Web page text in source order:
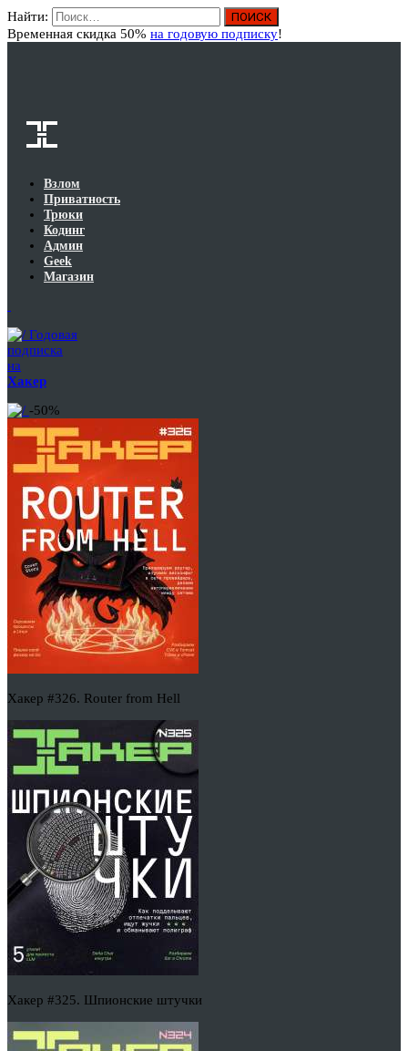
Найти:
Временная скидка 50% на годовую подписку!
Взлом
Приватность
Трюки
Кодинг
Админ
Geek
Магазин
Годовая
подписка
на
Хакер
-50%
Хакер #326. Router from Hell
Хакер #325. Шпионские штучки